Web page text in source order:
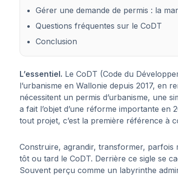
Gérer une demande de permis : la
Questions fréquentes sur le CoDT
Conclusion
L’essentiel. Le CoDT (Code du
l’urbanisme en Wallonie depuis 2017, en
nécessitent un permis d’urbanisme, une
a fait l’objet d’une réforme importante
tout projet, c’est la première référence à
Construire, agrandir, transformer, parfois
tôt ou tard le CoDT. Derrière ce sigle se
Souvent perçu comme un labyrinthe